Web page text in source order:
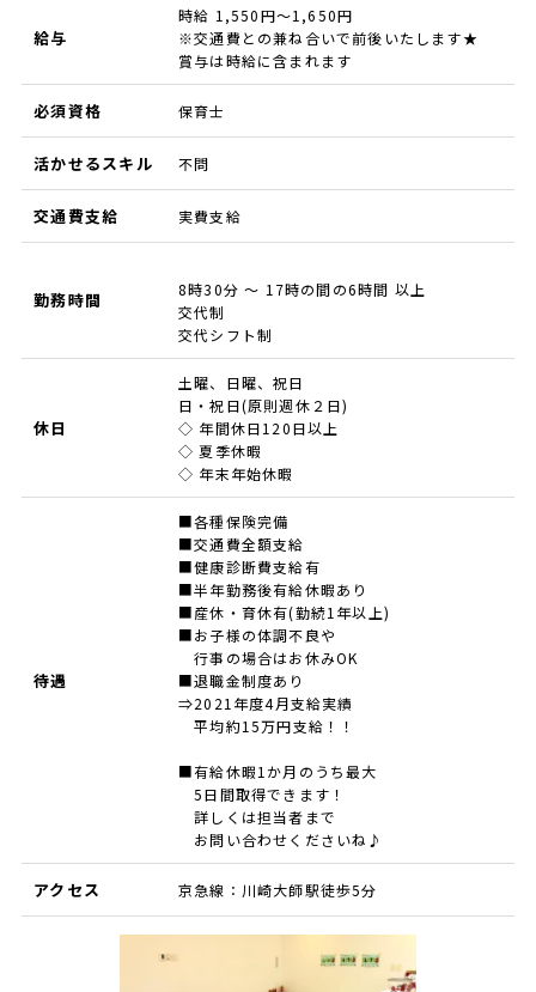
給与
時給 1,550円～1,650円
※交通費との兼ね合いで前後いたします★
賞与は時給に含まれます
必須資格 保育士
活かせるスキル 不問
交通費支給 実費支給
勤務時間
8時30分 ～ 17時の間の6時間 以上
交代制
交代シフト制
休日
土曜、日曜、祝日
日・祝日(原則週休２日)
◇ 年間休日120日以上
◇ 夏季休暇
◇ 年末年始休暇
待遇
■各種保険完備
■交通費全額支給
■健康診断費支給有
■半年勤務後有給休暇あり
■産休・育休有(勤続1年以上)
■お子様の体調不良や
行事の場合はお休みOK
■退職金制度あり
⇒2021年度4月支給実績
平均約15万円支給！！
■有給休暇1か月のうち最大
5日間取得できます！
詳しくは担当者まで
お問い合わせくださいね♪
アクセス 京急線：川崎大師駅徒歩5分